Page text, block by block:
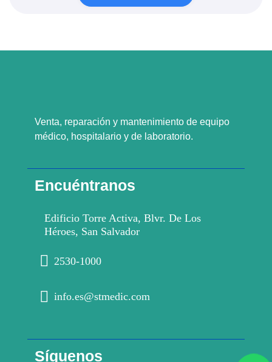
Venta, reparación y mantenimiento de equipo
médico, hospitalario y de laboratorio.
Encuéntranos
Edificio Torre Activa, Blvr. De Los
Héroes, San Salvador
2530-1000
info.es@stmedic.com
Síguenos